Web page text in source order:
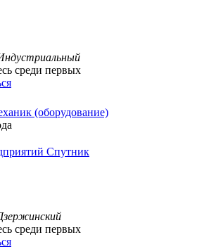
среди первых
(оборудование)
Спутник
среди первых